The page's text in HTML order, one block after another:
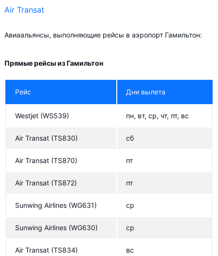
Air Transat
Авиаальянсы, выполняющие рейсы в аэропорт Гамильтон:
Прямые рейсы из Гамильтон
Рейс Дни вылета
Westjet (WS539) пн, вт, ср, чт, пт, вс
Air Transat (TS830) сб
Air Transat (TS870) пт
Air Transat (TS872) пт
Sunwing Airlines (WG631) ср
Sunwing Airlines (WG630) ср
Air Transat (TS834) вс